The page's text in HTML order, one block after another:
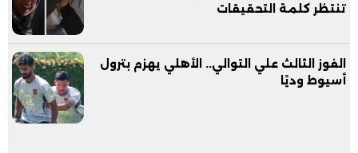
تنتظر كلمة التحقيقات
الفوز الثالث علي التوالي.. الأهلي يهزم بترول
أسيوط وديًا